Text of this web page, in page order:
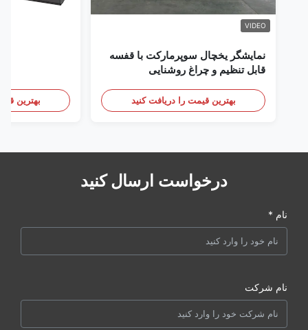
VIDEO
نمایشگر یخچال سوپرمارکت با قفسه
قابل تنظیم و چراغ روشنایی
بهترین قیمت را دریافت کنید بهترین
درخواست ارسال کنید
نام *
نام شرکت